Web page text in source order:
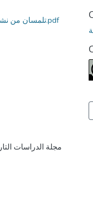
تلمسان من نشأتها إلى قيام دولة بني عبد الواد.pdf
مجلة الدراسات